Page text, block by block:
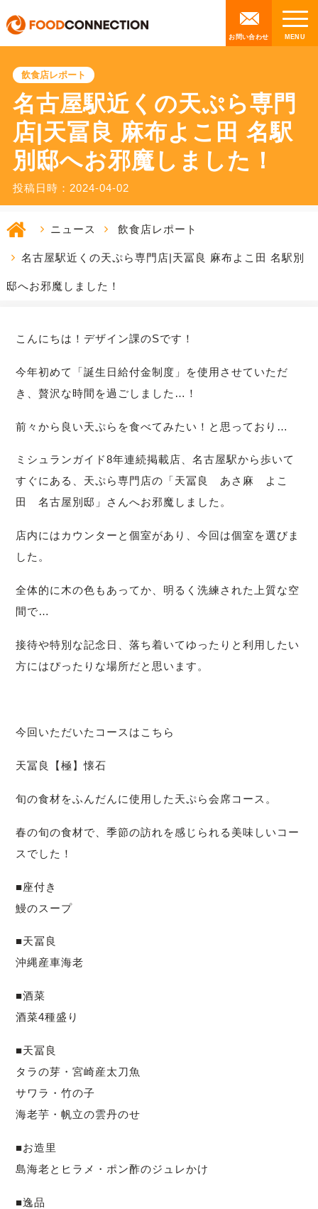
お問い合わせ
飲食店レポート
名古屋駅近くの天ぷら専門
店|天冨良 麻布よこ田 名駅
別邸へお邪魔しました！
投稿日時：2024-04-02
ニュース 飲食店レポート
名古屋駅近くの天ぷら専門店|天冨良 麻布よこ田 名駅別
邸へお邪魔しました！
こんにちは！デザイン課のSです！
今年初めて「誕生日給付金制度」を使用させていただ
き、贅沢な時間を過ごしました…！
前々から良い天ぷらを食べてみたい！と思っており…
ミシュランガイド8年連続掲載店、名古屋駅から歩いて
すぐにある、天ぷら専門店の「天冨良 あさ麻 よこ
田 名古屋別邸」さんへお邪魔しました。
店内にはカウンターと個室があり、今回は個室を選びま
した。
全体的に木の色もあってか、明るく洗練された上質な空
間で…
接待や特別な記念日、落ち着いてゆったりと利用したい
方にはぴったりな場所だと思います。
今回いただいたコースはこちら
天冨良【極】懐石
旬の食材をふんだんに使用した天ぷら会席コース。
春の旬の食材で、季節の訪れを感じられる美味しいコー
スでした！
■座付き
鰻のスープ
■天冨良
沖縄産車海老
■酒菜
酒菜4種盛り
■天冨良
タラの芽・宮崎産太刀魚
サワラ・竹の子
海老芋・帆立の雲丹のせ
■お造里
島海老とヒラメ・ポン酢のジュレかけ
■逸品